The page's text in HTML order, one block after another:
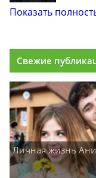
Показать
Свежие
Личная жизнь